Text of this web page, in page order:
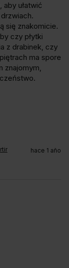
aby ułatwić
się znakomicie.
czy płytki
z drabinek, czy
ma spore
znajomym,
hace 1 año